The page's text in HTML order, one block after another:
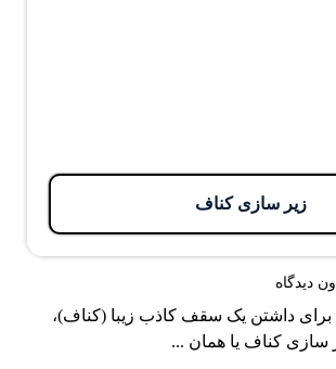
زیر سازی کناف
دیدگاه
داشتن یک سقف کاذب زیبا (کناف)،
سازی کناف یا همان ...